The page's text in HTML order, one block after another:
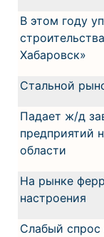
В этом году
Хабаровск»
Стальной
Падает ж/д
предприятий
области
На рынке
настроения
Слабый спрос